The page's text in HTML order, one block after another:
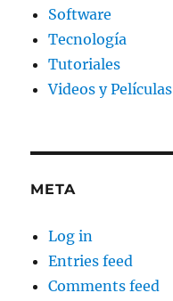
Software
Tecnología
Tutoriales
Videos y Películas
META
Log in
Entries feed
Comments feed